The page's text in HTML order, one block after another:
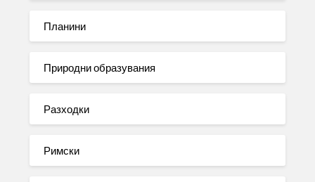
Планини
Природни образувания
Разходки
Римски